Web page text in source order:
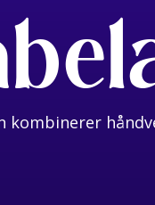
kombinerer